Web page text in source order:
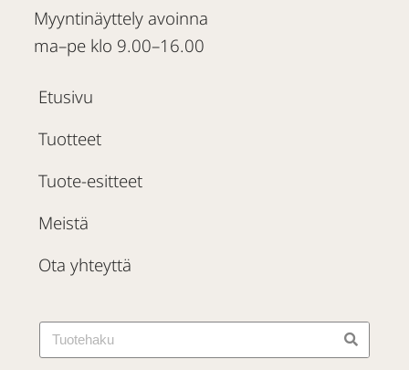
Myyntinäyttely avoinna
ma–pe klo 9.00–16.00
Etusivu
Tuotteet
Tuote-esitteet
Meistä
Ota yhteyttä